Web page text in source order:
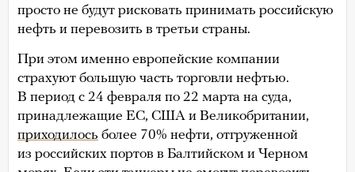
просто не будут рисковать принимать российскую
нефть и перевозить в третьи страны.
При этом именно европейские компании
страхуют большую часть торговли нефтью.
В период с 24 февраля по 22 марта на суда,
принадлежащие ЕС, США и Великобритании,
приходилось более 70% нефти, отгруженной
из российских портов в Балтийском и Черном